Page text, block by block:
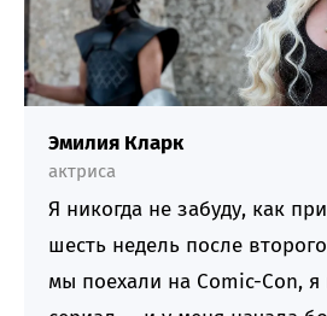
Эмилия Кларк
актриса
Я никогда не забуду, как
шесть недель после
мы поехали на Comic-Con, я